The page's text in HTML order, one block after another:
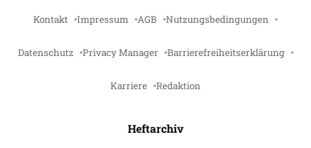
Kontakt Impressum AGB Nutzungsbedingungen
Datenschutz Privacy Manager Barrierefreiheitserklärung
Karriere Redaktion
Heftarchiv